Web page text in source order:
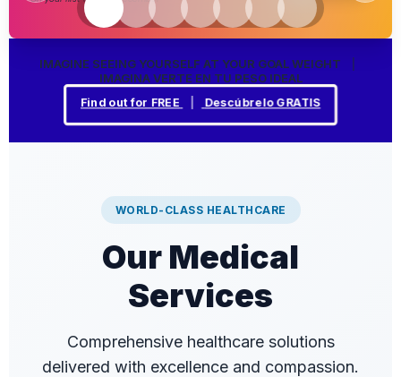
IMAGINE SEEING YOURSELF AT YOUR GOAL WEIGHT
IMAGINA VERTE EN TU PESO IDEAL
Find out for FREE Descúbrelo GRATIS(opens in a
WORLD-CLASS HEALTHCARE
Our Medical
Services
Comprehensive healthcare solutions
delivered with excellence and compassion.